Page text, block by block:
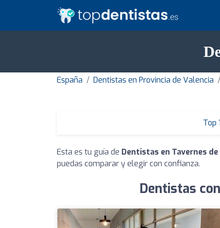
España Dentistas en Provincia de Valencia
Top
Esta es tu guía de Dentistas en Tavernes
puedas comparar y elegir con confianza.
Dentistas